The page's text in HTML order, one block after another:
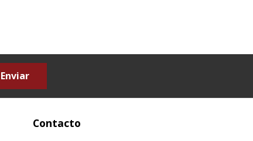
Enviar
Contacto